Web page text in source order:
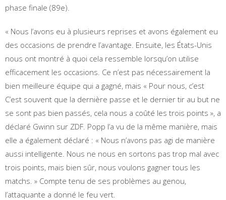
phase finale (89e).
« Nous l’avons eu à plusieurs reprises et avons également eu
des occasions de prendre l’avantage. Ensuite, les États-Unis
nous ont montré à quoi cela ressemble lorsqu’on utilise
efficacement les occasions. Ce n’est pas nécessairement la
bien meilleure équipe qui a gagné, mais « Pour nous, c’est
C’est souvent que la dernière passe et le dernier tir au but ne
se sont pas bien passés, cela nous a coûté les trois points », a
déclaré Gwinn sur ZDF. Popp l’a vu de la même manière, mais
elle a également déclaré : « Nous n’avons pas agi de manière
aussi intelligente. Nous ne nous en sortons pas trop mal avec
trois points, mais bien sûr, nous voulons gagner tous les
matchs. » Compte tenu de ses problèmes au genou,
l’attaquante a donné le feu vert.